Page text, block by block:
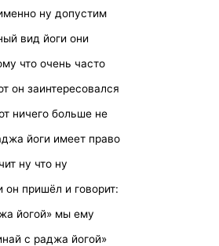
ну допустим
вид йоги они
что очень часто
он заинтересовался
ничего больше не
йоги имеет право
ну что ну
он пришёл и говорит:
йогой» мы ему
с раджа йогой»